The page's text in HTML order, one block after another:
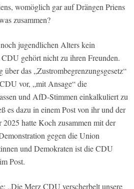
womöglich gar auf Drängen Priens
zusammen?
jugendlichen Alters kein
gehört nicht zu ihren Freunden.
das „Zustrombegrenzungsgesetz“
vor, „mit Ansage“ die
und AfD-Stimmen einkalkuliert zu
es dazu in einem Post von ihr und der
2025 hatte Koch zusammen mit der
gegen die Union
und Demokraten ist die CDU
Post.
„Die Merz CDU verscherbelt unsere